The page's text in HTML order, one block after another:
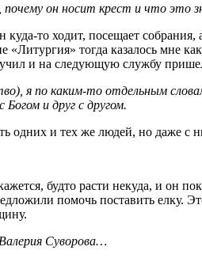
он носит крест и что это
то ходит, посещает собрания,
тогда казалось мне
и на следующую службу
я по каким-то отдельным
и друг с другом.
одних и тех же людей, но даже с
будто расти некуда, и он
помочь поставить елку.
Суворова…